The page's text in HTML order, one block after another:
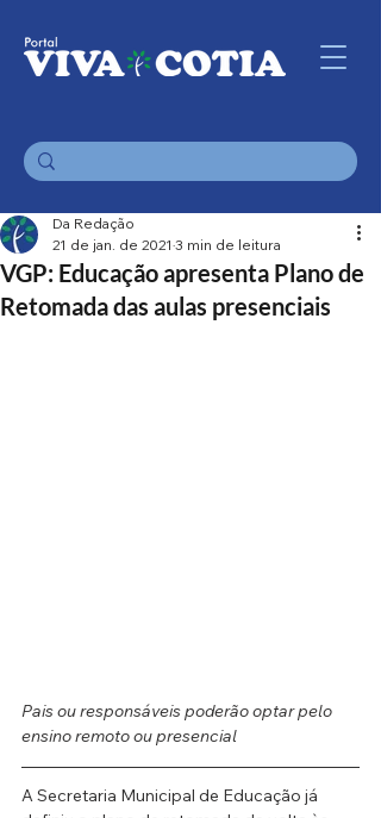
VGP: Educação apresenta Plano de
Retomada das aulas presenciais
Da Redação
21 de jan. de 2021 3 min de leitura
Pais ou responsáveis poderão optar pelo
ensino remoto ou presencial
A Secretaria Municipal de Educação já